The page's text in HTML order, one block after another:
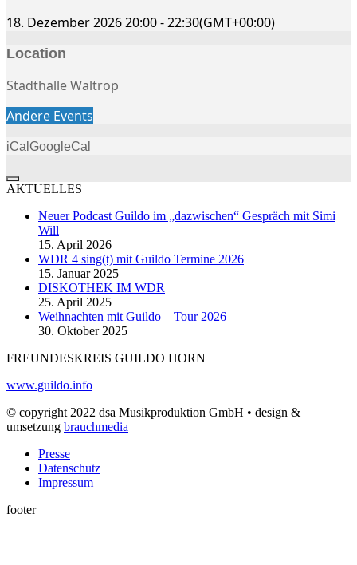
18. Dezember 202620:00-22:30(GMT+00:00)
Location
Stadthalle Waltrop
Andere Events
iCal GoogleCal
AKTUELLES
Neuer Podcast Guildo im „dazwischen“ Gespräch mit Simi
Will
15. April 2026
WDR 4 sing(t) mit Guildo Termine 2026
15. Januar 2025
DISKOTHEK IM WDR
25. April 2025
Weihnachten mit Guildo – Tour 2026
30. Oktober 2025
FREUNDESKREIS GUILDO HORN
www.guildo.info
© copyright 2022 dsa Musikproduktion GmbH • design &
umsetzung brauchmedia
Presse
Datenschutz
Impressum
footer